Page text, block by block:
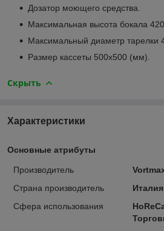
Дозатор моющего средства.
Максимальная высота бокала
Максимальный диаметр тарелки
Размер кассеты 500х500 (мм).
Скрыть
Характеристики
Основные атрибуты
Производитель
Страна производитель
Италия
Сфера использования